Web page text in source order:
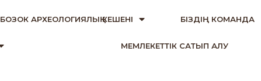
БОЗОК АРХЕОЛОГИЯЛЫҚ КЕШЕНІ БІЗДІҢ КОМАНДА
МЕМЛЕКЕТТІК САТЫП АЛУ